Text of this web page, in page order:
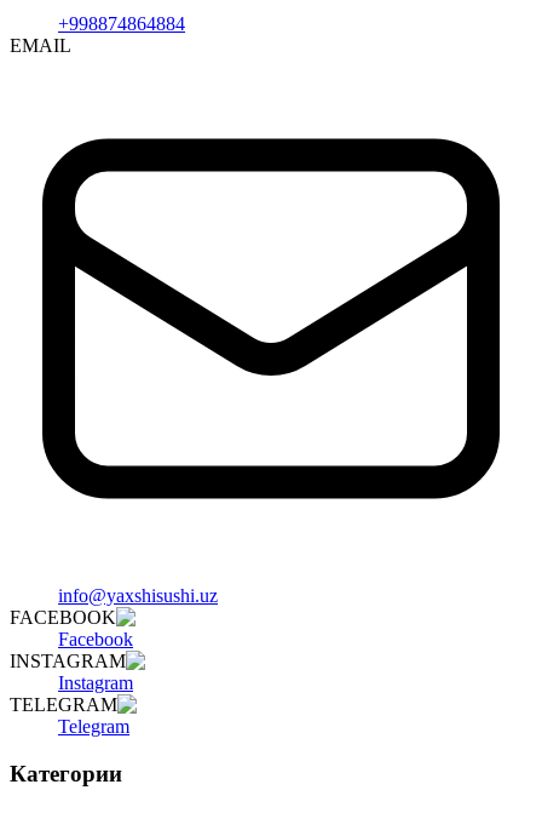
+998874864884
EMAIL
info@yaxshisushi.uz
FACEBOOK
Facebook
INSTAGRAM
Instagram
TELEGRAM
Telegram
Категории